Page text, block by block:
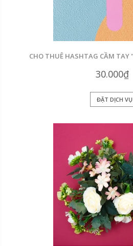
CHO THUÊ HASHTAG CẦM
30.000₫
ĐẶT DỊCH VỤ